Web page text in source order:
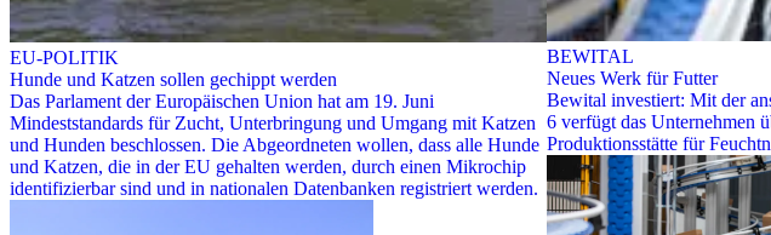
EU-POLITIK
Hunde und Katzen sollen gechippt werden
Das Parlament der Europäischen Union hat am 19. Juni
Mindeststandards für Zucht, Unterbringung und Umgang mit Katzen
und Hunden beschlossen. Die Abgeordneten wollen, dass alle Hunde
und Katzen, die in der EU gehalten werden, durch einen Mikrochip
identifizierbar sind und in nationalen Datenbanken registriert werden.
BEWITAL
Neues Werk für Futter
Bewital investiert: Mit der
6 verfügt das Unternehmen
Produktionsstätte für